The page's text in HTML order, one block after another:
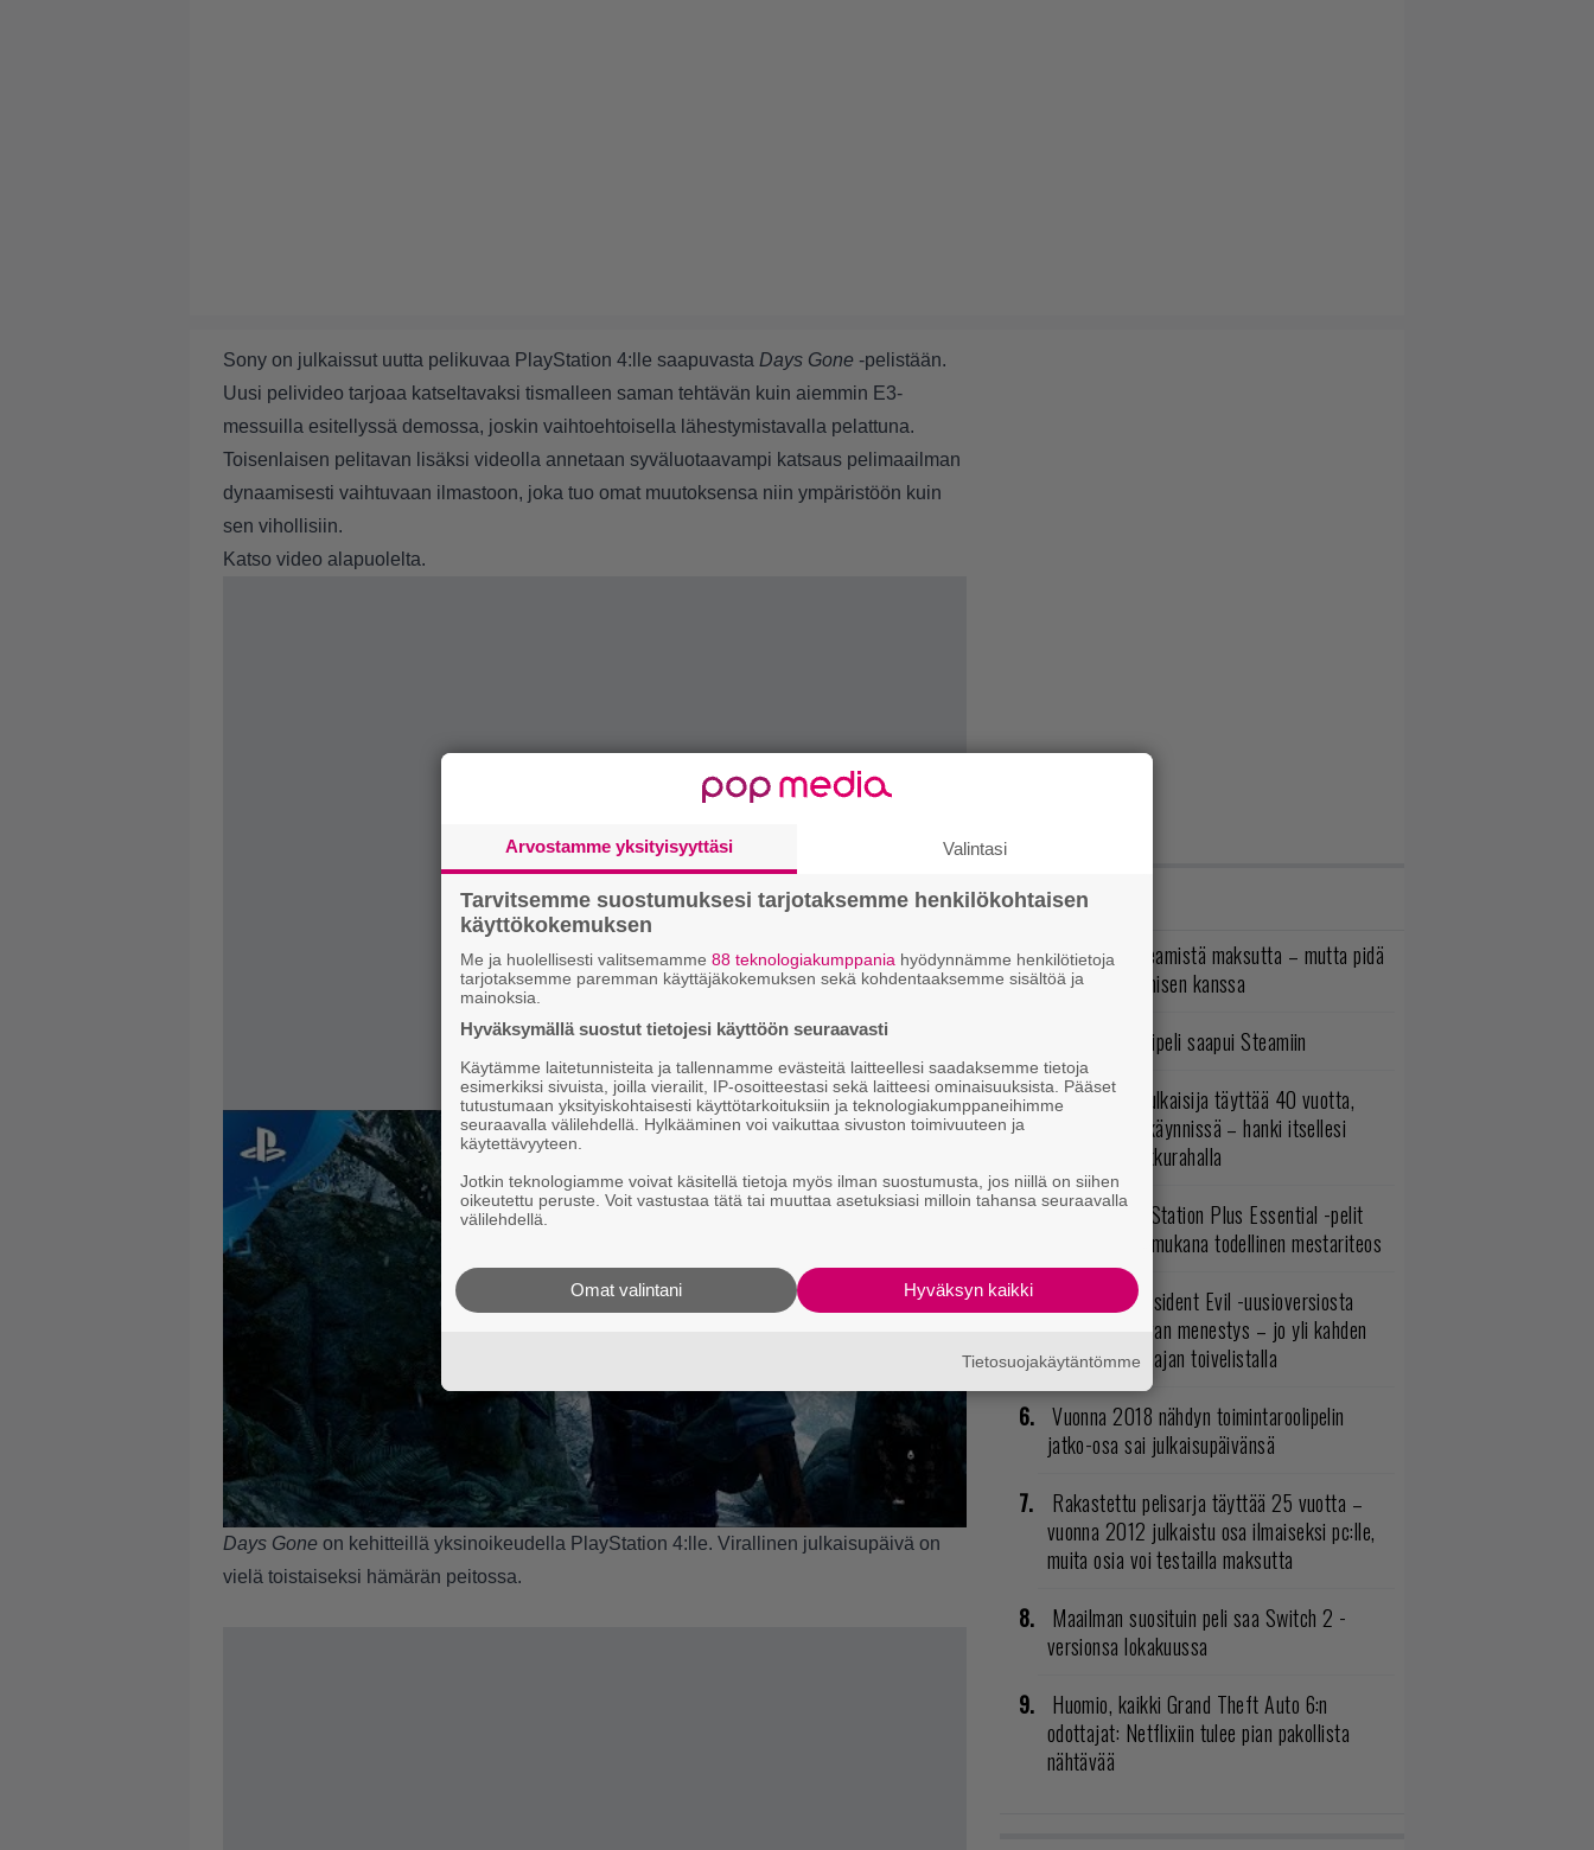
Sony on julkaissut uutta pelikuvaa PlayStation 4:lle saapuvasta Days Gone -pelistään.
Uusi pelivideo tarjoaa katseltavaksi tismalleen saman tehtävän kuin aiemmin E3-
messuilla esitellyssä demossa, joskin vaihtoehtoisella lähestymistavalla pelattuna.
Toisenlaisen pelitavan lisäksi videolla annetaan syväluotaavampi katsaus pelimaailman
dynaamisesti vaihtuvaan ilmastoon, joka tuo omat muutoksensa niin ympäristöön kuin
sen vihollisiin.
Katso video alapuolelta.
Days Gone on kehitteillä yksinoikeudella PlayStation 4:lle. Virallinen julkaisupäivä on
vielä toistaiseksi hämärän peitossa.
LUETUIMMAT JUTUT
Loistopeli Steamistä maksutta – mutta pidä
kiirettä lataamisen kanssa
Ubisoftin hittipeli saapui Steamiin
Rakastettu julkaisija täyttää 40 vuotta,
valtavat alet käynnissä – hanki itsellesi
klassikoita pikkurahalla
Elokuun PlayStation Plus Essential -pelit
ilmestyivät – mukana todellinen mestariteos
Tulevasta Resident Evil -uusioversiosta
näyttäisi tulevan menestys – jo yli kahden
miljoonan pelaajan toivelistalla
Vuonna 2018 nähdyn toimintaroolipelin
jatko-osa sai julkaisupäivänsä
Rakastettu pelisarja täyttää 25 vuotta –
vuonna 2012 julkaistu osa ilmaiseksi pc:lle,
muita osia voi testailla maksutta
Maailman suosituin peli saa Switch 2 -
versionsa lokakuussa
Huomio, kaikki Grand Theft Auto 6:n
odottajat: Netflixiin tulee pian pakollista
nähtävää
Arvostamme yksityisyyttäsi Valintasi
Tarvitsemme suostumuksesi tarjotaksemme henkilökohtaisen
käyttökokemuksen
Me ja huolellisesti valitsemamme 88 teknologiakumppania hyödynnämme henkilötietoja
tarjotaksemme paremman käyttäjäkokemuksen sekä kohdentaaksemme sisältöä ja
mainoksia.
Hyväksymällä suostut tietojesi käyttöön seuraavasti
Käytämme laitetunnisteita ja tallennamme evästeitä laitteellesi saadaksemme tietoja
esimerkiksi sivuista, joilla vierailit, IP-osoitteestasi sekä laitteesi ominaisuuksista. Pääset
tutustumaan yksityiskohtaisesti käyttötarkoituksiin ja teknologiakumppaneihimme
seuraavalla välilehdellä. Hylkääminen voi vaikuttaa sivuston toimivuuteen ja
käytettävyyteen.
Jotkin teknologiamme voivat käsitellä tietoja myös ilman suostumusta, jos niillä on siihen
oikeutettu peruste. Voit vastustaa tätä tai muuttaa asetuksiasi milloin tahansa seuraavalla
välilehdellä.
Hyväksyn kaikki
Omat valintani
Tietosuojakäytäntömme